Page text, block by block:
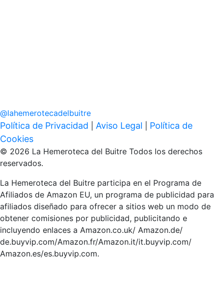
@lahemerotecadelbuitre
Política de Privacidad Aviso Legal
Política de
Cookies
© 2026 La Hemeroteca del Buitre Todos los derechos
reservados.
La Hemeroteca del Buitre participa en el Programa de
Afiliados de Amazon EU, un programa de publicidad para
afiliados diseñado para ofrecer a sitios web un modo de
obtener comisiones por publicidad, publicitando e
incluyendo enlaces a Amazon.co.uk/ Amazon.de/
de.buyvip.com/Amazon.fr/Amazon.it/it.buyvip.com/
Amazon.es/es.buyvip.com.